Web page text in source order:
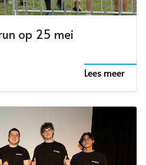
op 25 mei
Lees meer